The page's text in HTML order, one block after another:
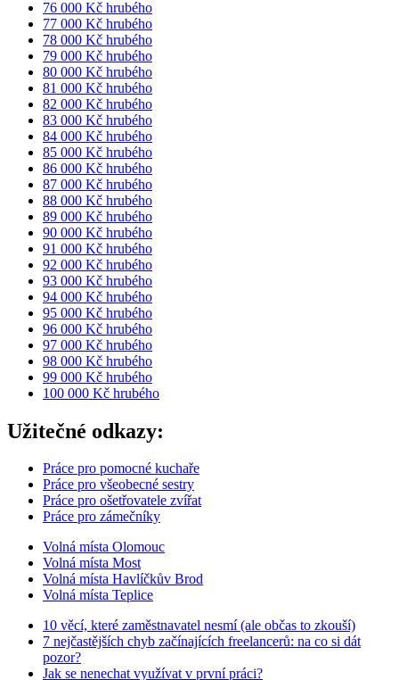
76 000 Kč hrubého
77 000 Kč hrubého
78 000 Kč hrubého
79 000 Kč hrubého
80 000 Kč hrubého
81 000 Kč hrubého
82 000 Kč hrubého
83 000 Kč hrubého
84 000 Kč hrubého
85 000 Kč hrubého
86 000 Kč hrubého
87 000 Kč hrubého
88 000 Kč hrubého
89 000 Kč hrubého
90 000 Kč hrubého
91 000 Kč hrubého
92 000 Kč hrubého
93 000 Kč hrubého
94 000 Kč hrubého
95 000 Kč hrubého
96 000 Kč hrubého
97 000 Kč hrubého
98 000 Kč hrubého
99 000 Kč hrubého
100 000 Kč hrubého
Užitečné odkazy:
Práce pro pomocné kuchaře
Práce pro všeobecné sestry
Práce pro ošetřovatele zvířat
Práce pro zámečníky
Volná místa Olomouc
Volná místa Most
Volná místa Havlíčkův Brod
Volná místa Teplice
10 věcí, které zaměstnavatel nesmí (ale občas to zkouší)
7 nejčastějších chyb začínajících freelancerů: na co si dát
pozor?
Jak se nenechat využívat v první práci?